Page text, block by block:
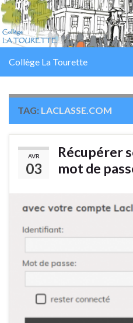
Collège La Tourette
TAG: LACLASSE.COM
AVR
03
Récupérer
mot de
Panneau de gestion des cookies